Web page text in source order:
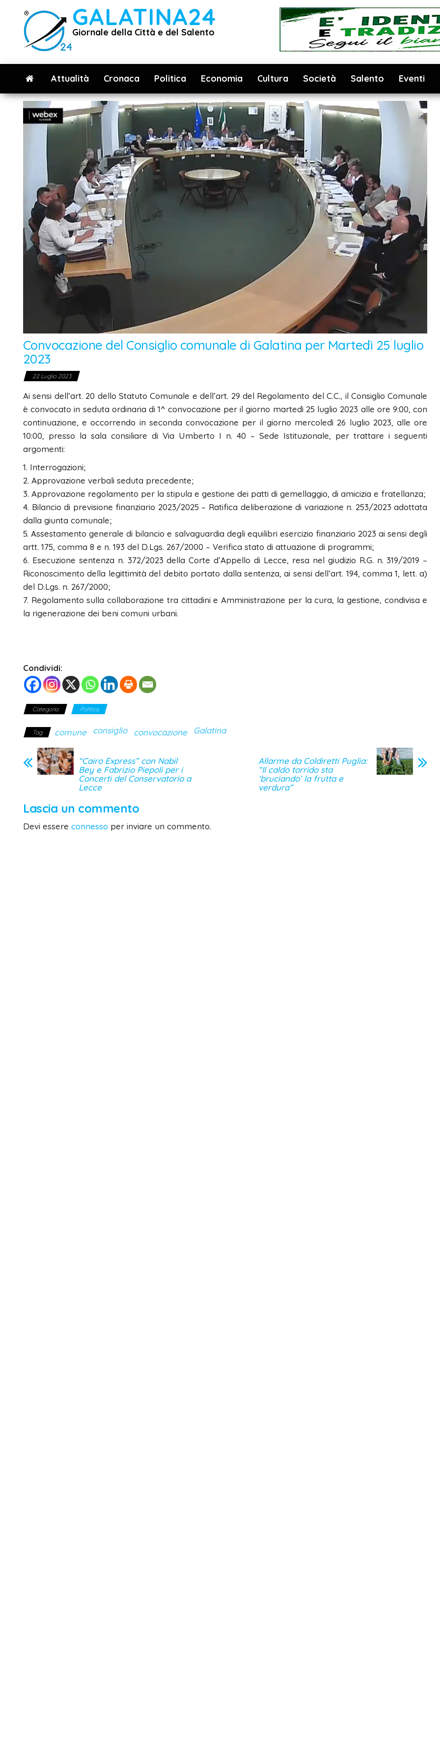
contenuto
GALATINA24
Giornale della Città e del Salento
Attualità Cronaca Politica Economia Cultura Società Salento Eventi
Convocazione del Consiglio comunale di Galatina per Martedì 25 luglio
2023
22 Luglio 2023
Ai sensi dell’art. 20 dello Statuto Comunale e dell’art. 29 del Regolamento del C.C., il Consiglio Comunale
è convocato in seduta ordinaria di 1^ convocazione per il giorno martedì 25 luglio 2023 alle ore 9:00, con
continuazione, e occorrendo in seconda convocazione per il giorno mercoledì 26 luglio 2023, alle ore
10:00, presso la sala consiliare di Via Umberto I n. 40 – Sede Istituzionale, per trattare i seguenti
argomenti:
1. Interrogazioni;
2. Approvazione verbali seduta precedente;
3. Approvazione regolamento per la stipula e gestione dei patti di gemellaggio, di amicizia e fratellanza;
4. Bilancio di previsione finanziario 2023/2025 – Ratifica deliberazione di variazione n. 253/2023 adottata
dalla giunta comunale;
5. Assestamento generale di bilancio e salvaguardia degli equilibri esercizio finanziario 2023 ai sensi degli
artt. 175, comma 8 e n. 193 del D.Lgs. 267/2000 – Verifica stato di attuazione di programmi;
6. Esecuzione sentenza n. 372/2023 della Corte d’Appello di Lecce, resa nel giudizio R.G. n. 319/2019 –
Riconoscimento della legittimità del debito portato dalla sentenza, ai sensi dell’art. 194, comma 1, lett. a)
del D.Lgs. n. 267/2000;
7. Regolamento sulla collaborazione tra cittadini e Amministrazione per la cura, la gestione, condivisa e
la rigenerazione dei beni comuni urbani.
Condividi:
Categoria Politica
Tag comune consiglio convocazione Galatina
“Cairo Express” con Nabil
Bey e Fabrizio Piepoli per i
Concerti del Conservatorio a
Lecce
Allarme da Coldiretti Puglia:
“Il caldo torrido sta
‘bruciando’ la frutta e
verdura”
Lascia un commento
Devi essere connesso per inviare un commento.